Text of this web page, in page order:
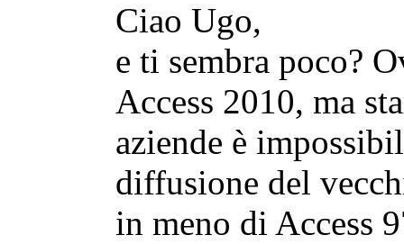
Ciao Ugo,
e ti sembra poco?
Access 2010, ma
aziende è
diffusione del
in meno di Access